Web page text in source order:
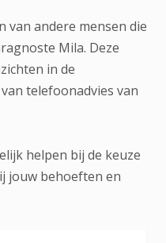
van andere mensen die
Mila. Deze
in de
telefoonadvies van
helpen bij de keuze
jouw behoeften en